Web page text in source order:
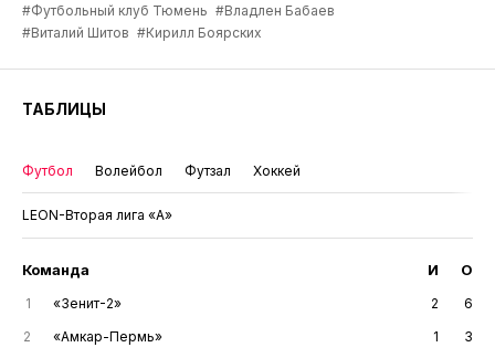
#Футбольный клуб Тюмень #Владлен Бабаев
#Виталий Шитов #Кирилл Боярских
ТАБЛИЦЫ
Футбол Волейбол Футзал Хоккей
LEON-Вторая лига «А»
Команда И О
1 «Зенит-2» 2
6
2
«Амкар-Пермь» 1
3